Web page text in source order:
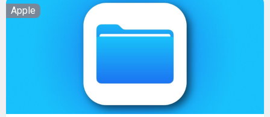
Apple